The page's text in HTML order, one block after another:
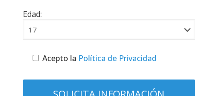
Edad:
Acepto la Política de Privacidad